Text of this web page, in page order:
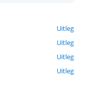
Uitleg
Uitleg
Uitleg
Uitleg